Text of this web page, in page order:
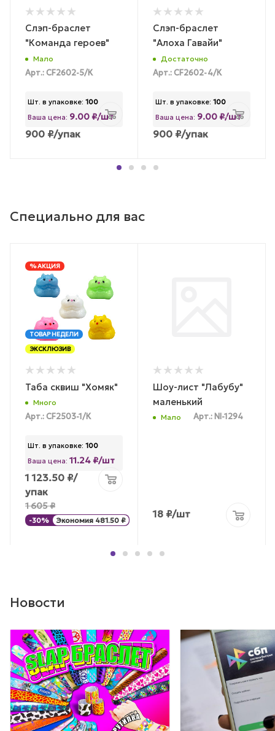
Слэп-браслет
"Команда героев"
Мало
Арт.: CF2602-5/К
Шт. в упаковке: 100
Ваша цена: 9.00 ₽/шт
900 ₽/упак
Слэп-браслет
"Алоха Гавайи"
Достаточно
Арт.: CF2602-4/К
Шт. в упаковке: 100
Ваша цена: 9.00 ₽/шт
900 ₽/упак
Специально для вас
% АКЦИЯ
ТОВАР НЕДЕЛИ
ЭКСКЛЮЗИВ
Таба сквиш "Хомяк"
Много
Арт.: CF2503-1/К
Шт. в упаковке: 100
Ваша цена: 11.24 ₽/шт
1 123.50 ₽/
упак
1 605₽
-30% Экономия 481.50 ₽
Шоу-лист "Лабубу"
маленький
Мало Арт.: NI-1294
18 ₽/шт
Новости